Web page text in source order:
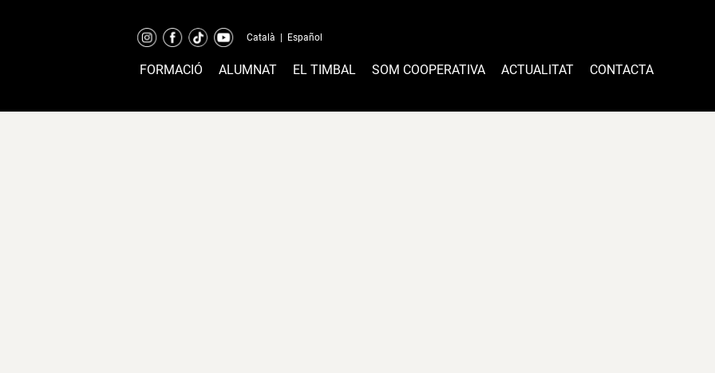
Català Español
FORMACIÓ ALUMNAT EL TIMBAL SOM COOPERATIVA ACTUALITAT CONTACTA